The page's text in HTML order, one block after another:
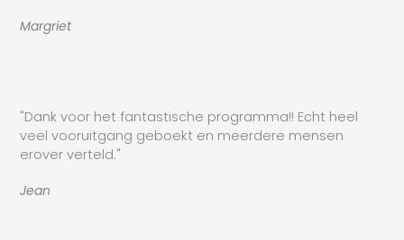
Margriet
"Dank voor het fantastische programma!! Echt heel
veel vooruitgang geboekt en meerdere mensen
erover verteld."
Jean